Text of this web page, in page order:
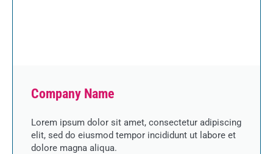
Company Name
Lorem ipsum dolor sit amet, consectetur adipiscing
elit, sed do eiusmod tempor incididunt ut labore et
dolore magna aliqua.